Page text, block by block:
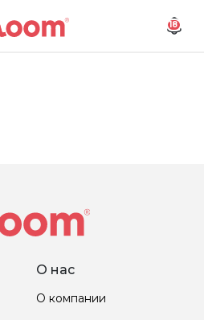
18
О нас
О компании